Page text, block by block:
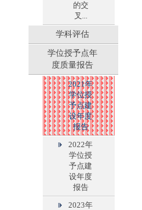
的交
叉...
学科评估
学位授予点年
度质量报告
2021年
学位授
予点建
设年度
报告
2022年
学位授
予点建
设年度
报告
2023年